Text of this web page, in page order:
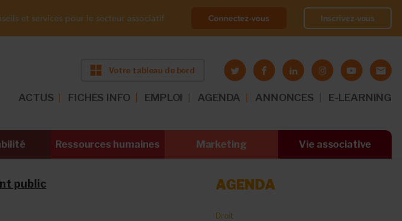
et services pour le secteur associatif Connectez-vous Inscrivez-vous
Votre tableau de bord
ACTUS FICHES INFO EMPLOI AGENDA ANNONCES E-LEARNING
Ressources humaines Marketing Vie associative
public AGENDA
Droit